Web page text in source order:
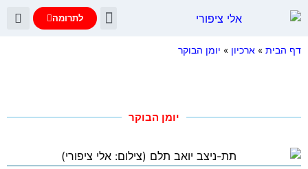
לתרומה
דף הבית » ארכיון » יומן הבוקר
יומן הבוקר